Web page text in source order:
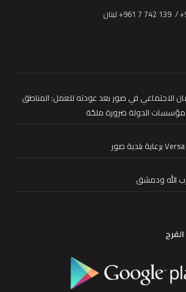
الاجتماعي في صور بعد عودته للعمل: المناطق
مؤسسات الدولة ضرورة ملحّة
الله ودمشق